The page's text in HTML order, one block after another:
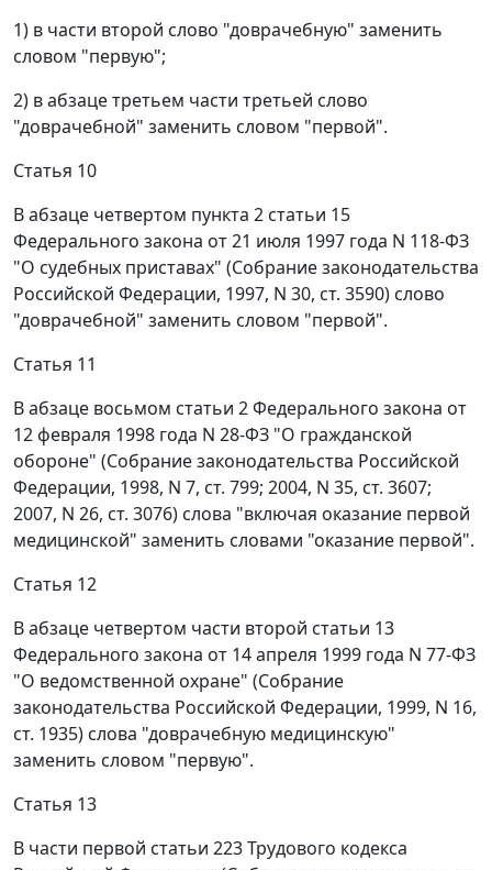
1) в части второй слово "доврачебную" заменить
словом "первую";
2) в абзаце третьем части третьей слово
"доврачебной" заменить словом "первой".
Статья 10
В абзаце четвертом пункта 2 статьи 15
Федерального закона от 21 июля 1997 года N 118-ФЗ
"О судебных приставах" (Собрание законодательства
Российской Федерации, 1997, N 30, ст. 3590) слово
"доврачебной" заменить словом "первой".
Статья 11
В абзаце восьмом статьи 2 Федерального закона от
12 февраля 1998 года N 28-ФЗ "О гражданской
обороне" (Собрание законодательства Российской
Федерации, 1998, N 7, ст. 799; 2004, N 35, ст. 3607;
2007, N 26, ст. 3076) слова "включая оказание первой
медицинской" заменить словами "оказание первой".
Статья 12
В абзаце четвертом части второй статьи 13
Федерального закона от 14 апреля 1999 года N 77-ФЗ
"О ведомственной охране" (Собрание
законодательства Российской Федерации, 1999, N 16,
ст. 1935) слова "доврачебную медицинскую"
заменить словом "первую".
Статья 13
В части первой статьи 223 Трудового кодекса